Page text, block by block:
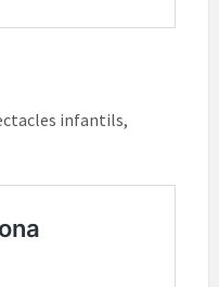
infantils,